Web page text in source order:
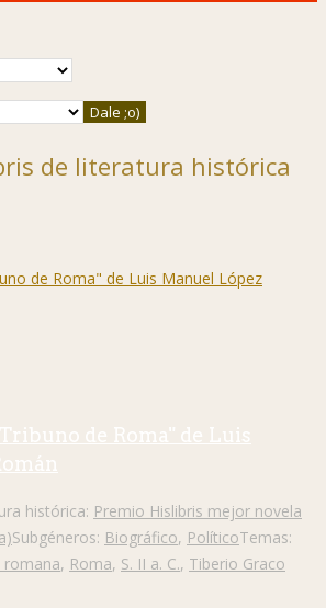
de literatura histórica
de Roma" de Luis
histórica: Premio Hislibris mejor novela
Subgéneros: Biográfico, PolíticoTemas:
romana, Roma, S. II a. C., Tiberio Graco